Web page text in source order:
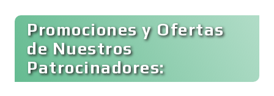
Cafeterías
Promociones y Ofertas
de Nuestros
Patrocinadores: